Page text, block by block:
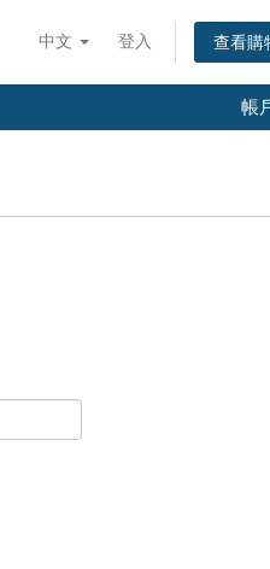
中文 登入 查看購
帳